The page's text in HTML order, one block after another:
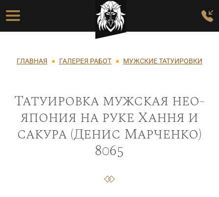
Перейти к основному содержанию
Основная навигация
Строка навигации
ГЛАВНАЯ ГАЛЕРЕЯ РАБОТ МУЖСКИЕ ТАТУИРОВКИ
Татуировка мужская нео-
япония на руке Хання и
сакура (Денис Марченко)
8065